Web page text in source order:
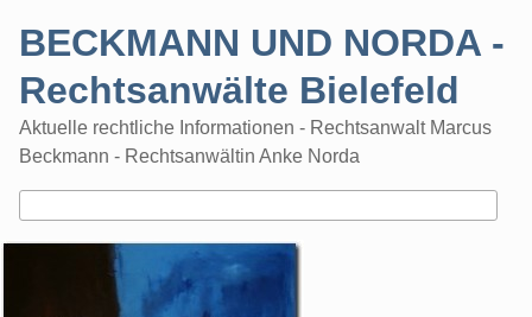
BECKMANN UND NORDA -
Rechtsanwälte Bielefeld
Aktuelle rechtliche Informationen - Rechtsanwalt Marcus
Beckmann - Rechtsanwältin Anke Norda